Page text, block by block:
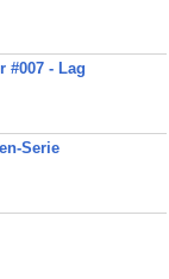
#007 - Lag
Serie